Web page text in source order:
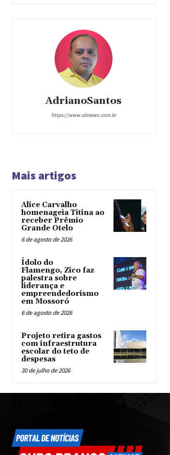
AdrianoSantos
https://www.obnews.com.br
Mais artigos
Alice Carvalho
homenageia Titina ao
receber Prêmio
Grande Otelo
6 de agosto de 2026
Ídolo do
Flamengo, Zico faz
palestra sobre
liderança e
empreendedorismo
em Mossoró
6 de agosto de 2026
Projeto retira gastos
com infraestrutura
escolar do teto de
despesas
30 de julho de 2026